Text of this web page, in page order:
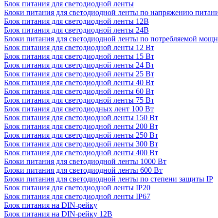
Блок питания для светодиодной ленты
Блоки питания для светодиодной ленты по напряжению
Блок питания для светодиодной ленты 12В
Блок питания для светодиодной ленты 24В
Блоки питания для светодиодной ленты по потребляемой
Блок питания для светодиодной ленты 12 Вт
Блок питания для светодиодной ленты 15 Вт
Блок питания для светодиодной ленты 24 Вт
Блок питания для светодиодной ленты 25 Вт
Блок питания для светодиодной ленты 40 Вт
Блок питания для светодиодной ленты 60 Вт
Блок питания для светодиодной ленты 75 Вт
Блок питания для светодиодных лент 100 Вт
Блок питания для светодиодной ленты 150 Вт
Блок питания для светодиодной ленты 200 Вт
Блок питания для светодиодной ленты 250 Вт
Блок питания для светодиодной ленты 300 Вт
Блок питания для светодиодной ленты 400 Вт
Блоки питания для светодиодной ленты 1000 Вт
Блоки питания для светодиодной ленты 600 Вт
Блоки питания для светодиодной ленты по степени защиты IP
Блок питания для светодиодной ленты IP20
Блок питания для светодиодной ленты IP67
Блок питания на DIN-рейку
Блок питания на DIN-рейку 12В